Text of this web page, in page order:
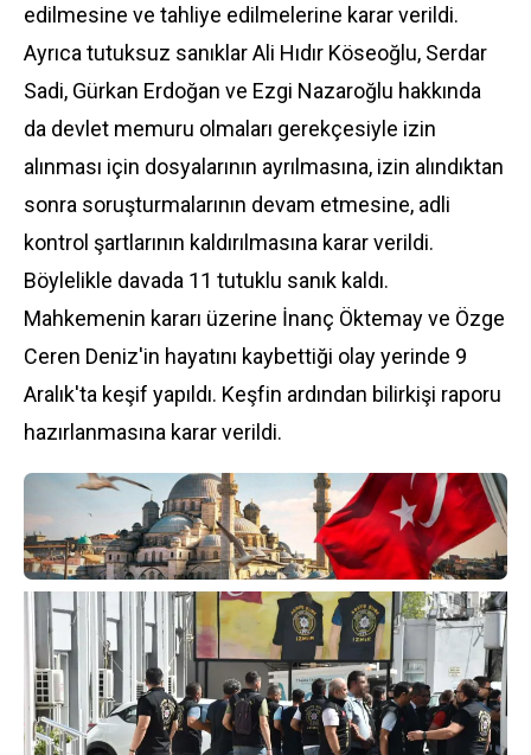
edilmesine ve tahliye edilmelerine karar verildi.
Ayrıca tutuksuz sanıklar Ali Hıdır Köseoğlu, Serdar
Sadi, Gürkan Erdoğan ve Ezgi Nazaroğlu hakkında
da devlet memuru olmaları gerekçesiyle izin
alınması için dosyalarının ayrılmasına, izin alındıktan
sonra soruşturmalarının devam etmesine, adli
kontrol şartlarının kaldırılmasına karar verildi.
Böylelikle davada 11 tutuklu sanık kaldı.
Mahkemenin kararı üzerine İnanç Öktemay ve Özge
Ceren Deniz'in hayatını kaybettiği olay yerinde 9
Aralık'ta keşif yapıldı. Keşfin ardından bilirkişi raporu
hazırlanmasına karar verildi.